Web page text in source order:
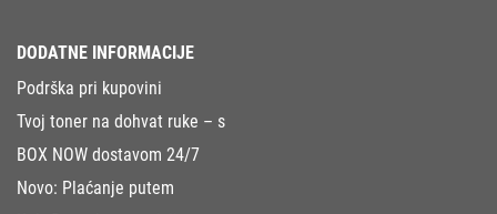
DODATNE INFORMACIJE
Podrška pri kupovini
Tvoj toner na dohvat ruke – s
BOX NOW dostavom 24/7
Novo: Plaćanje putem